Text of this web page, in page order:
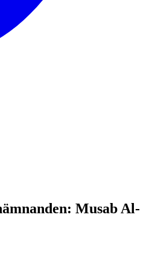
Musab Al-